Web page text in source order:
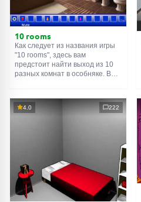
10 rooms
Как следует из названия игры
"10 rooms", здесь вам
предстоит найти выход из 10
разных комнат в особняке. В
их, чтобы выйти. Выход из
одной комнаты является
4.0 222